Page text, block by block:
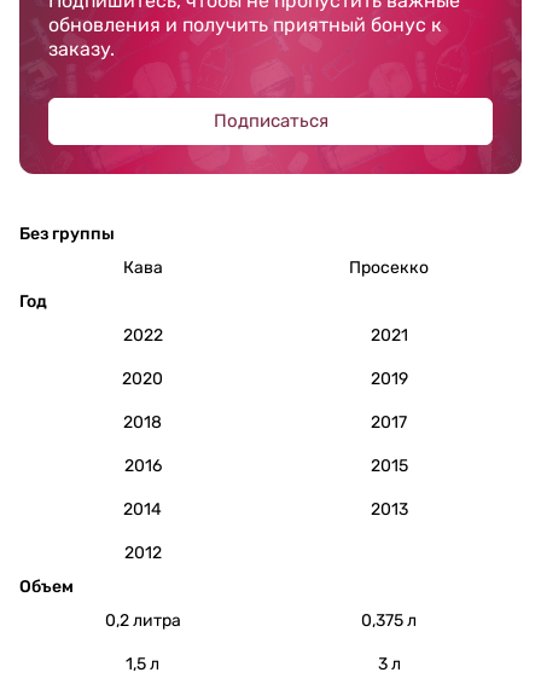
обновления и получить приятный бонус к
заказу.
Подписаться
Без группы
Кава
Просекко
Год
2022
2021
2020 2019
2018 2017
2016 2015
2014 2013
2012
Объем
0,2 литра
0,375 л
1,5 л 3 л